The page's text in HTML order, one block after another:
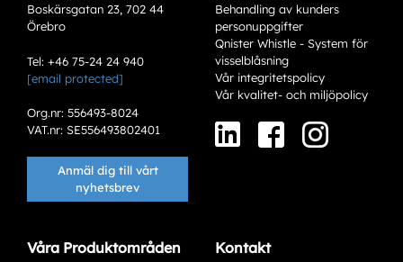
Varianter
Boskärsgatan 23, 702 44
Örebro
Tel: +46 75-24 24 940
[email protected]
Org.nr: 556493-8024
VAT.nr: SE556493802401
Anmäl dig till vårt
nyhetsbrev
Behandling av kunders
personuppgifter
Qnister Whistle - System för
visselblåsning
Vår integritetspolicy
Vår kvalitet- och miljöpolicy
Våra Produktområden Kontakt